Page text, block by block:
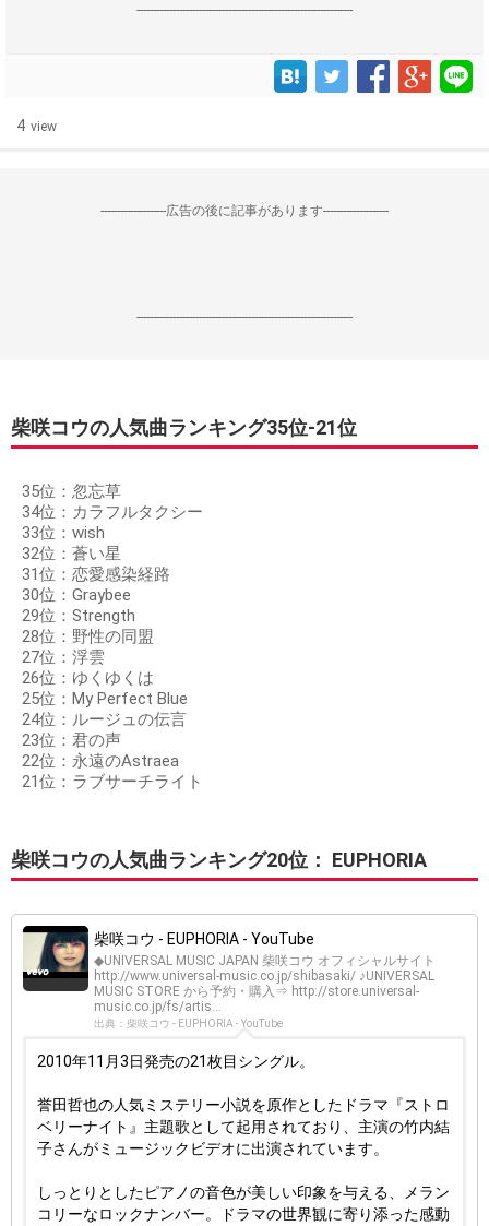
------------------------------------------------------------------
4 view
--------------------広告の後に記事があります--------------------
------------------------------------------------------------------
柴咲コウの人気曲ランキング35位‐21位
35位：忽忘草
34位：カラフルタクシー
33位：wish
32位：蒼い星
31位：恋愛感染経路
30位：Graybee
29位：Strength
28位：野性の同盟
27位：浮雲
26位：ゆくゆくは
25位：My Perfect Blue
24位：ルージュの伝言
23位：君の声
22位：永遠のAstraea
21位：ラブサーチライト
柴咲コウの人気曲ランキング20位： EUPHORIA
柴咲コウ - EUPHORIA - YouTube
◆UNIVERSAL MUSIC JAPAN 柴咲コウ オフィシャルサイト
http://www.universal-music.co.jp/shibasaki/ ♪UNIVERSAL
MUSIC STORE から予約・購入⇒ http://store.universal-
music.co.jp/fs/artis...
出典：柴咲コウ - EUPHORIA - YouTube
2010年11月3日発売の21枚目シングル。
誉田哲也の人気ミステリー小説を原作としたドラマ『ストロ
ベリーナイト』主題歌として起用されており、主演の竹内結
子さんがミュージックビデオに出演されています。
しっとりとしたピアノの音色が美しい印象を与える、メラン
コリーなロックナンバー。ドラマの世界観に寄り添った感動